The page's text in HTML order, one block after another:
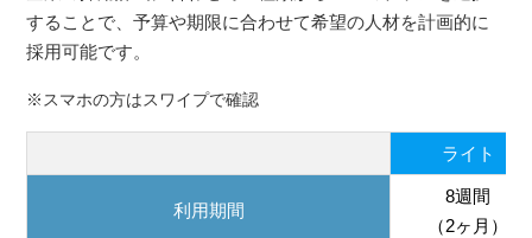
することで、予算や期限に合わせて希望の人材を計画的に
採用可能です。
※スマホの方はスワイプで確認
ライト
利用期間
8週間
（2ヶ月）